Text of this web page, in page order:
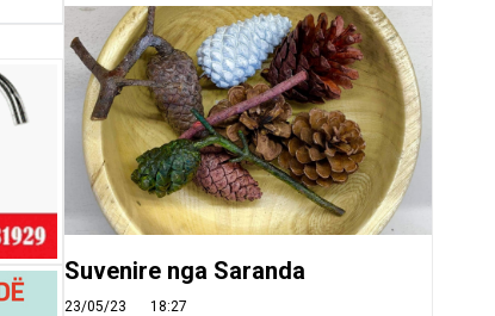
Suvenire nga Saranda
23/05/23 18:27